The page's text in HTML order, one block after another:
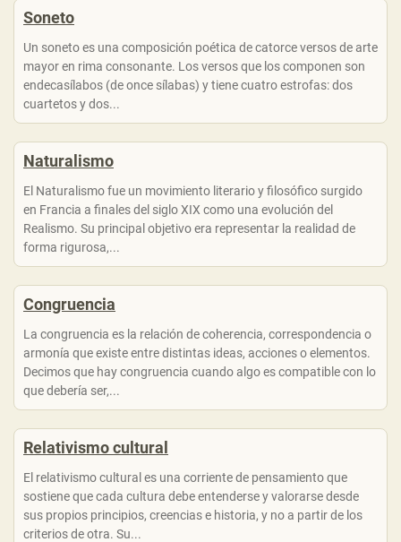
Soneto
Un soneto es una composición poética de catorce versos de arte
mayor en rima consonante. Los versos que los componen son
endecasílabos (de once sílabas) y tiene cuatro estrofas: dos
cuartetos y dos...
Naturalismo
El Naturalismo fue un movimiento literario y filosófico surgido
en Francia a finales del siglo XIX como una evolución del
Realismo. Su principal objetivo era representar la realidad de
forma rigurosa,...
Congruencia
La congruencia es la relación de coherencia, correspondencia o
armonía que existe entre distintas ideas, acciones o elementos.
Decimos que hay congruencia cuando algo es compatible con lo
que debería ser,...
Relativismo cultural
El relativismo cultural es una corriente de pensamiento que
sostiene que cada cultura debe entenderse y valorarse desde
sus propios principios, creencias e historia, y no a partir de los
criterios de otra. Su...